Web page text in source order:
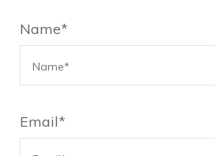
Name*
Email*